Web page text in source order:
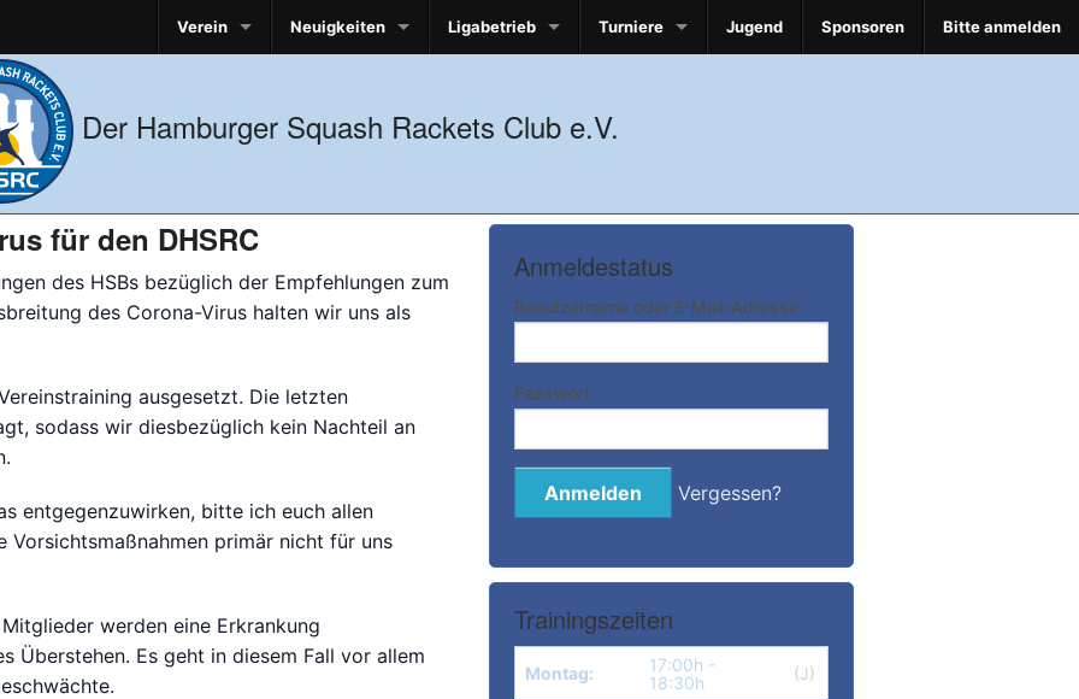
Verein Neuigkeiten Ligabetrieb Turniere Jugend Sponsoren Bitte anmelden
Der Hamburger Squash Rackets Club e.V.
für den DHSRC
des HSBs bezüglich der Empfehlungen zum
des Corona-Virus halten wir uns als
ausgesetzt. Die letzten
sodass wir diesbezüglich kein Nachteil an
entgegenzuwirken, bitte ich euch allen
Vorsichtsmaßnahmen primär nicht für uns
werden eine Erkrankung
Überstehen. Es geht in diesem Fall vor allem
Anmeldestatus
Benutzername oder E-Mail-Adresse
Passwort
Vergessen?
Trainingszeiten
Montag:
17:00h -
18:30h
(J)